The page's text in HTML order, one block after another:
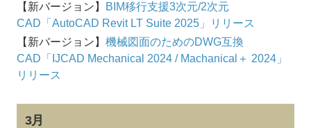
【新バージョン】
BIM移行支援3次元/2次元
CAD「AutoCAD Revit LT Suite 2025」リリース
【新バージョン】 機械図面のためのDWG互換
CAD「IJCAD Mechanical 2024 / Machanical＋ 2024」
リリース
3月